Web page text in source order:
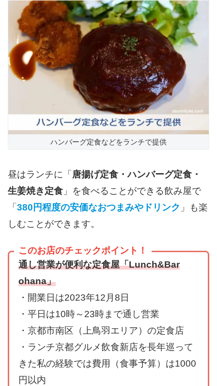
ハンバーグ定食などをランチで提供
昼はランチに「 唐揚げ定食・ハンバーグ定食・
生姜焼き定食 」を食べることができる飲み屋で
「 380円程度の安価なおつまみやドリンク 」も楽
しむことができます。
このお店のチェックポイント！
通し営業が便利な定食屋「Lunch&Bar
ohana」
・開業日は2023年12月8日
・平日は10時～23時まで通し営業
・京都市南区（上鳥羽エリア）の定食店
・ランチ京都グルメ飲食新店を長年巡って
きた私の経験では費用（食事予算）は1000
円以内